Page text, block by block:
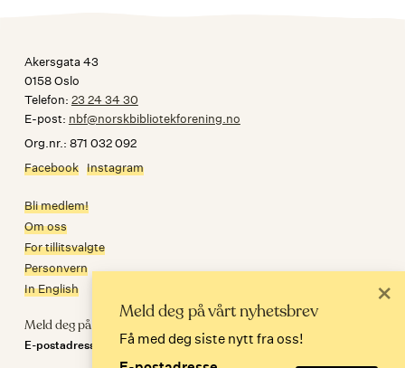
Akersgata 43
0158 Oslo
Telefon: 23 24 34 30
E-post: nbf@norskbibliotekforening.no
Org.nr.: 871 032 092
Facebook Instagram
Bli medlem!
Om oss
For tillitsvalgte
Personvern
In English
Meld deg på nyhetsbrev
E-postadresse
Meld deg på vårt nyhetsbrev
Få med deg siste nytt fra oss!
×